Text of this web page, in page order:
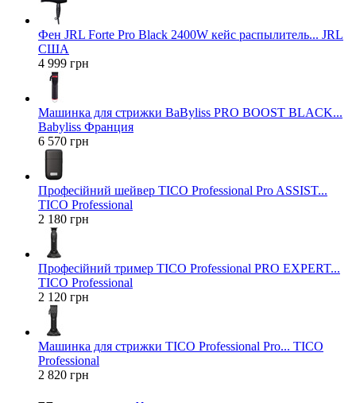
Фен JRL Forte Pro Black 2400W кейс распылитель... JRL
США
4 999 грн
Машинка для стрижки BaByliss PRO BOOST BLACK...
Babyliss Франция
6 570 грн
Професійний шейвер TICO Professional Pro ASSIST...
TICO Professional
2 180 грн
Професійний тример TICO Professional PRO EXPERT...
TICO Professional
2 120 грн
Машинка для стрижки TICO Professional Pro... TICO
Professional
2 820 грн